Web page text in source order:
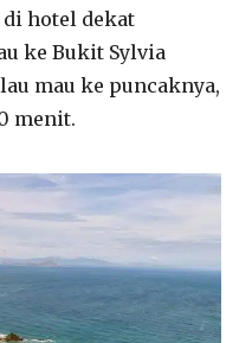
hotel dekat
ke Bukit Sylvia
mau ke puncaknya,
menit.